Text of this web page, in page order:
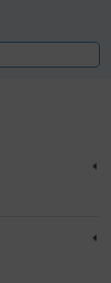
permetterà di
e
a sdraio
macchinari
di piatti